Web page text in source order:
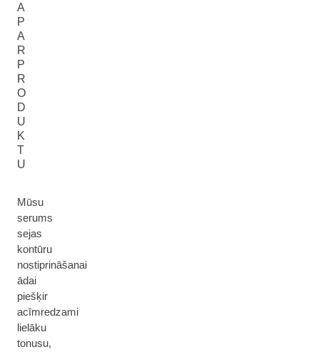
A
P
A
R
P
R
O
D
U
K
T
U
Mūsu
serums
sejas
kontūru
nostiprināšanai
ādai
piešķir
acīmredzami
lielāku
tonusu,